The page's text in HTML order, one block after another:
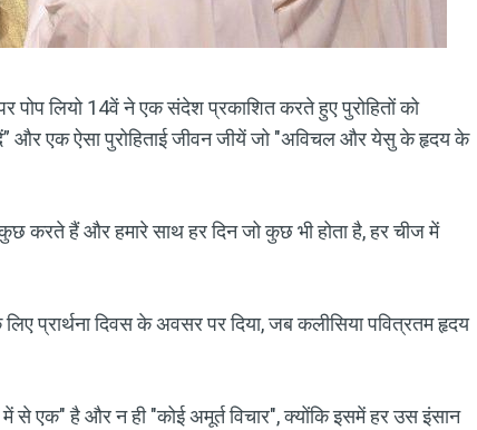
पोप लियो 14वें ने एक संदेश प्रकाशित करते हुए पुरोहितों को
और एक ऐसा पुरोहिताई जीवन जीयें जो "अविचल और येसु के हृदय के
करते हैं और हमारे साथ हर दिन जो कुछ भी होता है, हर चीज में
प्रार्थना दिवस के अवसर पर दिया, जब कलीसिया पवित्रतम हृदय
से एक" है और न ही "कोई अमूर्त विचार", क्योंकि इसमें हर उस इंसान